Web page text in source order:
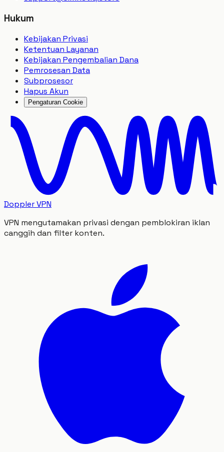
Hukum
Kebijakan Privasi
Ketentuan Layanan
Kebijakan Pengembalian Dana
Pemrosesan Data
Subprosesor
Hapus Akun
Pengaturan Cookie
Doppler VPN
VPN mengutamakan privasi dengan pemblokiran iklan
canggih dan filter konten.